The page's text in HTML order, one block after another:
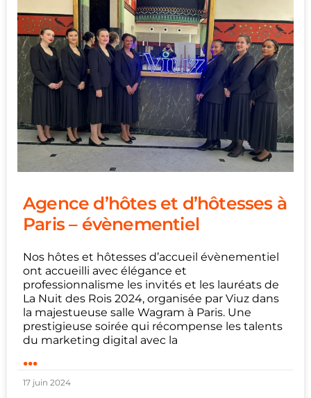
Agence d’hôtes et d’hôtesses à
Paris – évènementiel
Nos hôtes et hôtesses d’accueil évènementiel
ont accueilli avec élégance et
professionnalisme les invités et les lauréats de
La Nuit des Rois 2024, organisée par Viuz dans
la majestueuse salle Wagram à Paris. Une
prestigieuse soirée qui récompense les talents
du marketing digital avec la
...
17 juin 2024